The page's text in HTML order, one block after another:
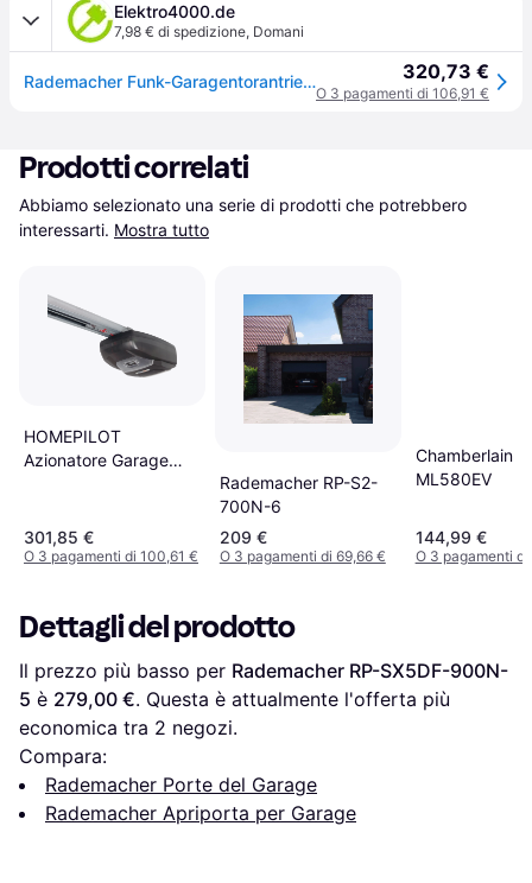
Elektro4000.de
7,98 € di spedizione, Domani
Rademacher Funk-Garagentorantrieb RP-SX5DF-900N-5 45059061 320,73 €
O 3 pagamenti di 106,91 €
Prodotti correlati
Abbiamo selezionato una serie di prodotti che potrebbero
interessarti. Mostra tutto
HOMEPILOT
Azionatore Garage
301,85 €
O 3 pagamenti di 100,61 €
Rademacher RP-S2-
700N-6
209 €
O 3 pagamenti di 69,66 €
Chamberlain
ML580EV
144,99 €
O 3 pagamenti
Dettagli del prodotto
Il prezzo più basso per Rademacher RP-SX5DF-900N-
5 è 279,00 €. Questa è attualmente l'offerta più
economica tra 2 negozi.
Compara:
Rademacher Porte del Garage
Rademacher Apriporta per Garage